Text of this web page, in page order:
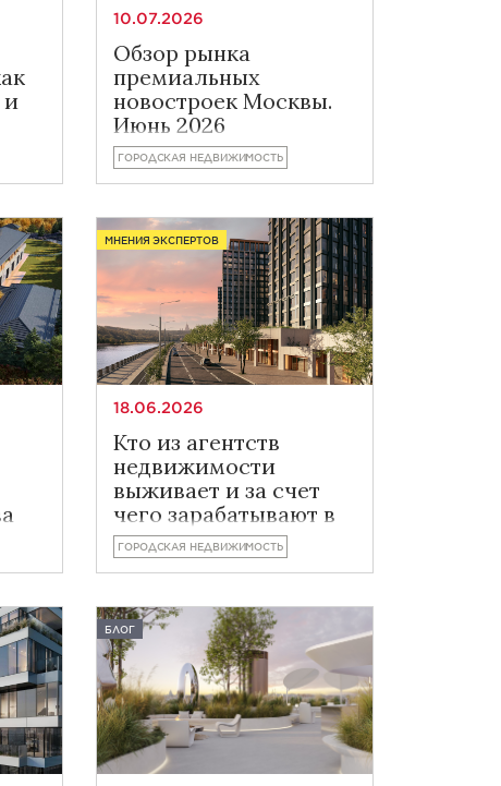
и
10.07.2026
Обзор рынка
премиальных
новостроек Москвы.
Июнь 2026
ГОРОДСКАЯ НЕДВИЖИМОСТЬ
МНЕНИЯ ЭКСПЕРТОВ
18.06.2026
Кто из агентств
недвижимости
выживает и за счет
чего зарабатывают в
2026 году
ГОРОДСКАЯ НЕДВИЖИМОСТЬ
БЛОГ